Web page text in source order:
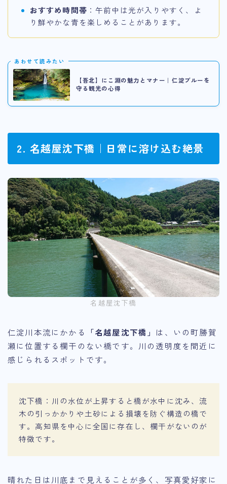
おすすめ時間帯 ：午前中は光が入りやすく、よ
り鮮やかな青を楽しめることがあります。
あわせて読みたい
【吾北】にこ淵の魅力とマナー｜仁淀ブルーを
守る観光の心得
2. 名越屋沈下橋｜日常に溶け込む絶景
名越屋沈下橋
仁淀川本流にかかる 「名越屋沈下橋」 は、いの町勝賀
瀬に位置する欄干のない橋です。川の透明度を間近に
感じられるスポットです。
沈下橋：川の水位が上昇すると橋が水中に沈み、流
木の引っかかりや土砂による損壊を防ぐ構造の橋で
す。高知県を中心に全国に存在し、欄干がないのが
特徴です。
晴れた日は川底まで見えることが多く、写真愛好家に